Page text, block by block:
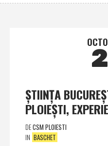
ŞTIINŢA
PLOIEŞTI,
DECSM PLOIESTI
IN BASCHET